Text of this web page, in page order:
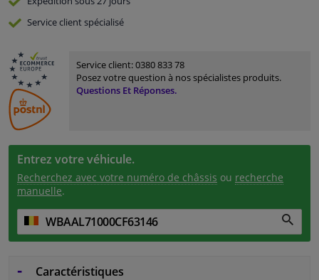
Serviceclient spécialisé
Service client:0380 833 78
Posez votre question à nos spécialistes produits.
Questions Et Réponses.
Entrez votre véhicule.
Recherchez avec votre numéro de châssis ou recherche
manuelle.
Caractéristiques